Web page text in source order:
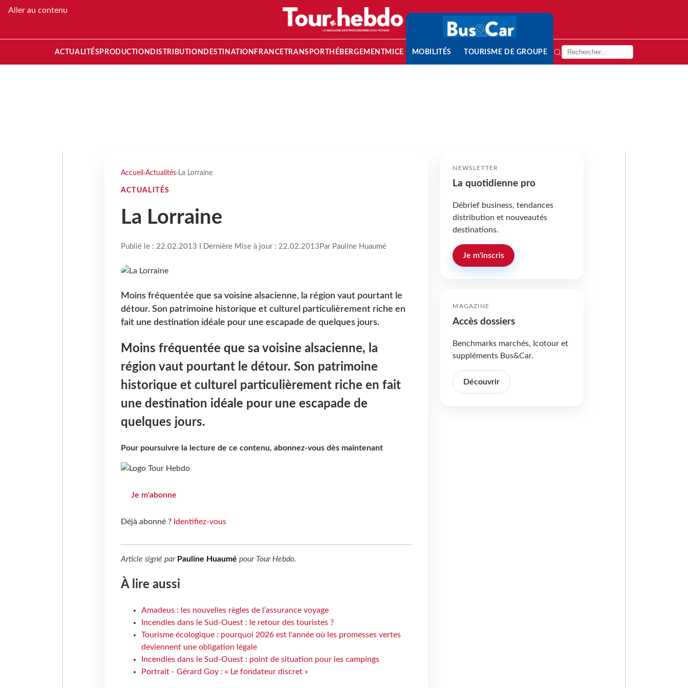
Aller au contenu
ACTUALITÉS PRODUCTION DISTRIBUTION DESTINATION FRANCETRANSPORT HÉBERGEMENTMICE MOBILITÉS TOURISME DE GROUPE
Accueil ›Actualités› La Lorraine
ACTUALITÉS
La Lorraine
Publié le : 22.02.2013 I Dernière Mise à jour : 22.02.2013 Par Pauline Huaumé
Moins fréquentée que sa voisine alsacienne, la région vaut pourtant le
détour. Son patrimoine historique et culturel particulièrement riche en
fait une destination idéale pour une escapade de quelques jours.
Moins fréquentée que sa voisine alsacienne, la
région vaut pourtant le détour. Son patrimoine
historique et culturel particulièrement riche en fait
une destination idéale pour une escapade de
quelques jours.
Pour poursuivre la lecture de ce contenu, abonnez-vous dès maintenant
Je m'abonne
Déjà abonné ? Identifiez-vous
Article signé par Pauline Huaumé pour Tour Hebdo.
À lire aussi
Amadeus : les nouvelles règles de l’assurance voyage
Incendies dans le Sud-Ouest : le retour des touristes ?
Tourisme écologique : pourquoi 2026 est l'année où les promesses vertes
deviennent une obligation légale
Incendies dans le Sud-Ouest : point de situation pour les campings
Portrait - Gérard Goy : « Le fondateur discret »
NEWSLETTER
La quotidienne pro
Débrief business, tendances
distribution et nouveautés
destinations.
Je m'inscris
MAGAZINE
Accès dossiers
Benchmarks marchés, Icotour et
suppléments Bus&Car.
Découvrir